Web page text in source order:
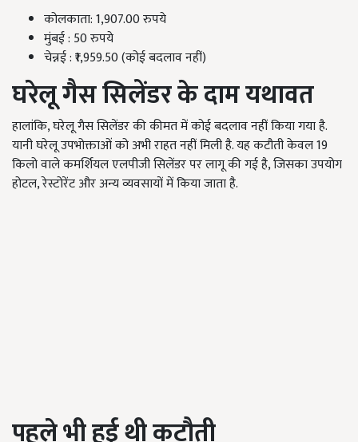
कोलकाता: 1,907.00 रुपये
मुंबई : 50 रुपये
चेन्नई : ₹1,959.50 (कोई बदलाव नहीं)
घरेलू गैस सिलेंडर के दाम यथावत
हालांकि, घरेलू गैस सिलेंडर की कीमत में कोई बदलाव नहीं किया गया है.
यानी घरेलू उपभोक्ताओं को अभी राहत नहीं मिली है. यह कटौती केवल 19
किलो वाले कमर्शियल एलपीजी सिलेंडर पर लागू की गई है, जिसका उपयोग
होटल, रेस्टोरेंट और अन्य व्यवसायों में किया जाता है.